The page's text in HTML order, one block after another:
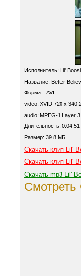
Исполнитель: Lil'
Название: Better
Формат: AVI
video: XVID 720 x
audio: MPEG-1 Layer
Длительность: 0:04:51
Размер: 39.8 МБ
Скачать клип Lil'
Скачать клип Lil'
Скачать mp3 Lil'
Смотреть